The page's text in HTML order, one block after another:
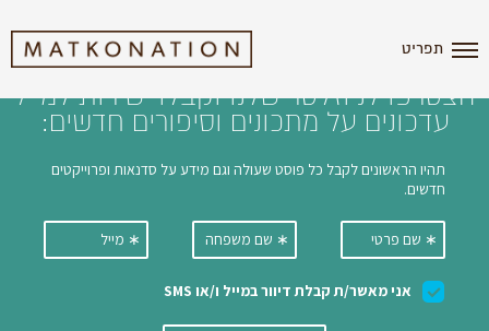
תפריט
הצטרפו לניוזלטר שלנו וקבלו ישירות למייל
עדכונים על מתכונים וסיפורים חדשים: